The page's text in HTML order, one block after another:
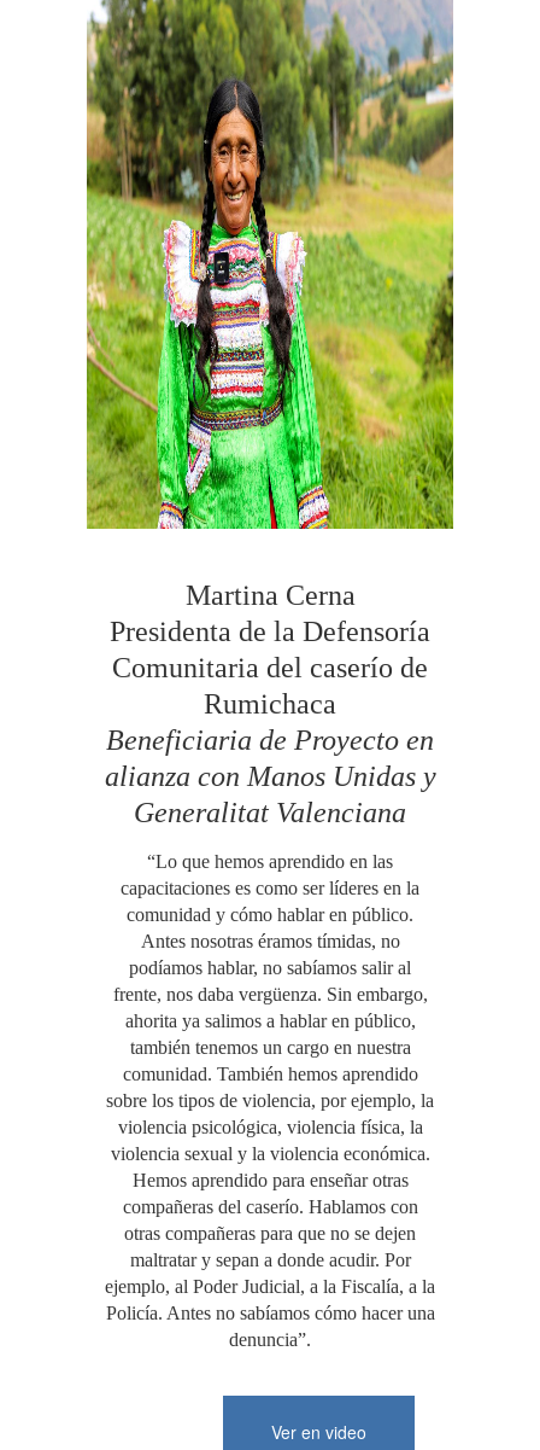
Martina Cerna
Presidenta de la Defensoría
Comunitaria del caserío de
Rumichaca
Beneficiaria de Proyecto en
alianza con Manos Unidas y
Generalitat Valenciana
“Lo que hemos aprendido en las
capacitaciones es como ser líderes en la
comunidad y cómo hablar en público.
Antes nosotras éramos tímidas, no
podíamos hablar, no sabíamos salir al
frente, nos daba vergüenza. Sin embargo,
ahorita ya salimos a hablar en público,
también tenemos un cargo en nuestra
comunidad. También hemos aprendido
sobre los tipos de violencia, por ejemplo, la
violencia psicológica, violencia física, la
violencia sexual y la violencia económica.
Hemos aprendido para enseñar otras
compañeras del caserío. Hablamos con
otras compañeras para que no se dejen
maltratar y sepan a donde acudir. Por
ejemplo, al Poder Judicial, a la Fiscalía, a la
Policía. Antes no sabíamos cómo hacer una
denuncia”.
Ver en video